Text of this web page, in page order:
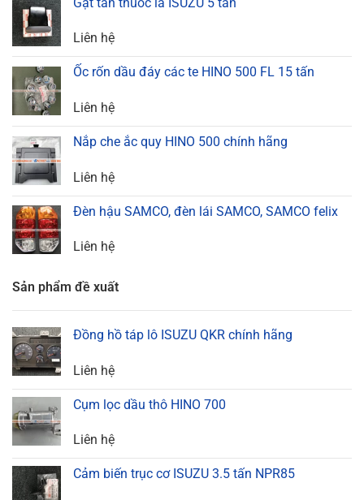
Liên hệ
Ốc rốn dầu đáy các te HINO 500 FL 15 tấn
Liên hệ
Nắp che ắc quy HINO 500 chính hãng
Liên hệ
Đèn hậu SAMCO, đèn lái SAMCO, SAMCO felix
Liên hệ
Sản phẩm đề xuất
Đồng hồ táp lô ISUZU QKR chính hãng
Liên hệ
Cụm lọc dầu thô HINO 700
Liên hệ
Cảm biến trục cơ ISUZU 3.5 tấn NPR85